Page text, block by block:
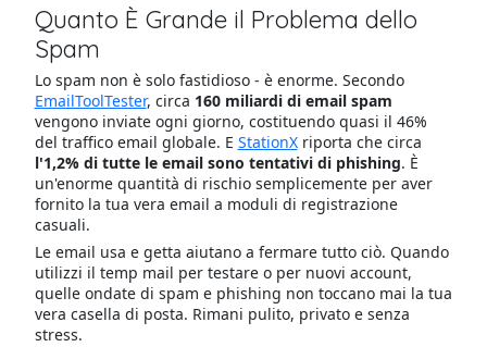
Quanto È Grande il Problema dello
Spam
Lo spam non è solo fastidioso - è enorme. Secondo
EmailToolTester, circa 160 miliardi di email spam
vengono inviate ogni giorno, costituendo quasi il 46%
del traffico email globale. E StationXriporta che circa
l'1,2% di tutte le email sono tentativi di phishing. È
un'enorme quantità di rischio semplicemente per aver
fornito la tua vera email a moduli di registrazione
casuali.
Le email usa e getta aiutano a fermare tutto ciò. Quando
utilizzi il temp mail per testare o per nuovi account,
quelle ondate di spam e phishing non toccano mai la tua
vera casella di posta. Rimani pulito, privato e senza
stress.